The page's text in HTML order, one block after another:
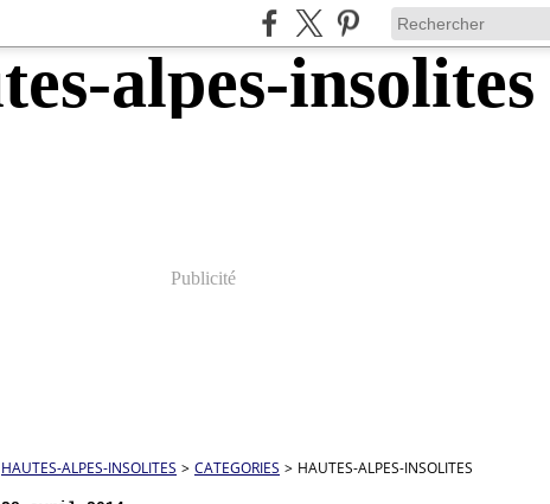
Publicité
HAUTES-ALPES-INSOLITES > CATEGORIES > HAUTES-ALPES-INSOLITES